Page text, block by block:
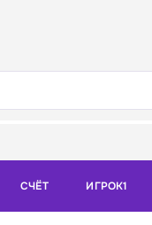
СЧЁТ ИГРОК1